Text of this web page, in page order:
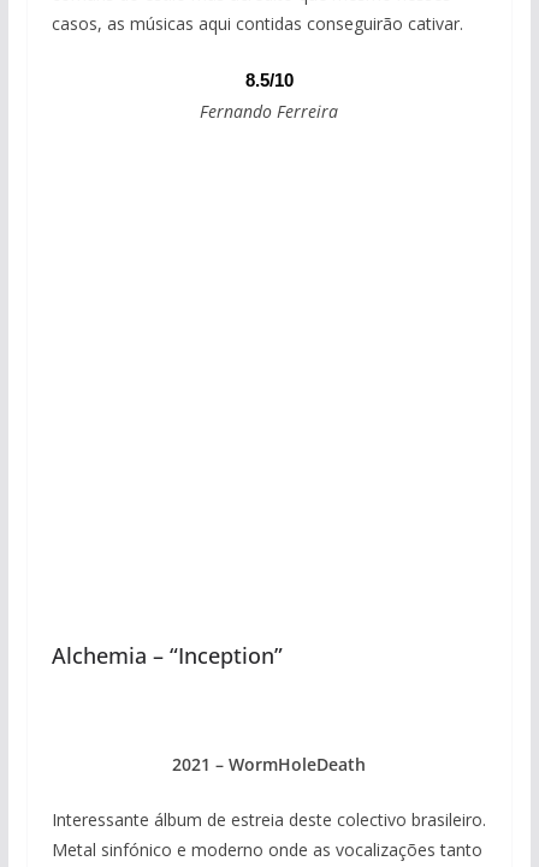
casos, as músicas aqui contidas conseguirão cativar.
8.5/10
Fernando Ferreira
Alchemia – “Inception”
2021 – WormHoleDeath
Interessante álbum de estreia deste colectivo brasileiro.
Metal sinfónico e moderno onde as vocalizações tanto